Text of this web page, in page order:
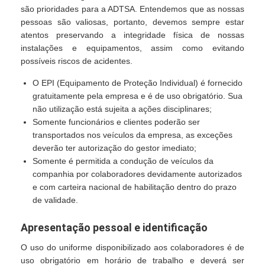
são prioridades para a ADTSA. Entendemos que as nossas
pessoas são valiosas, portanto, devemos sempre estar
atentos preservando a integridade física de nossas
instalações e equipamentos, assim como evitando
possíveis riscos de acidentes.
O EPI (Equipamento de Proteção Individual) é fornecido
gratuitamente pela empresa e é de uso obrigatório. Sua
não utilização está sujeita a ações disciplinares;
Somente funcionários e clientes poderão ser
transportados nos veículos da empresa, as exceções
deverão ter autorização do gestor imediato;
Somente é permitida a condução de veículos da
companhia por colaboradores devidamente autorizados
e com carteira nacional de habilitação dentro do prazo
de validade.
Apresentação pessoal e identificação
O uso do uniforme disponibilizado aos colaboradores é de
uso obrigatório em horário de trabalho e deverá ser